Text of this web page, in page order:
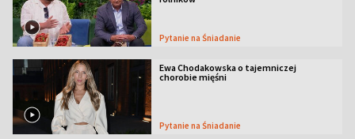
Pytanie na Śniadanie
Ewa Chodakowska o tajemniczej
chorobie mięśni
Pytanie na Śniadanie